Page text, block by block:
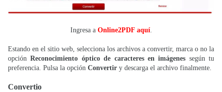
Ingresa a Online2PDF aquí.
Estando en el sitio web, selecciona los archivos a convertir, marca o no la
opciónReconocimiento óptico de caracteres en imágenes según tu
preferencia. Pulsa la opción Convertir y descarga el archivo finalmente.
Convertio